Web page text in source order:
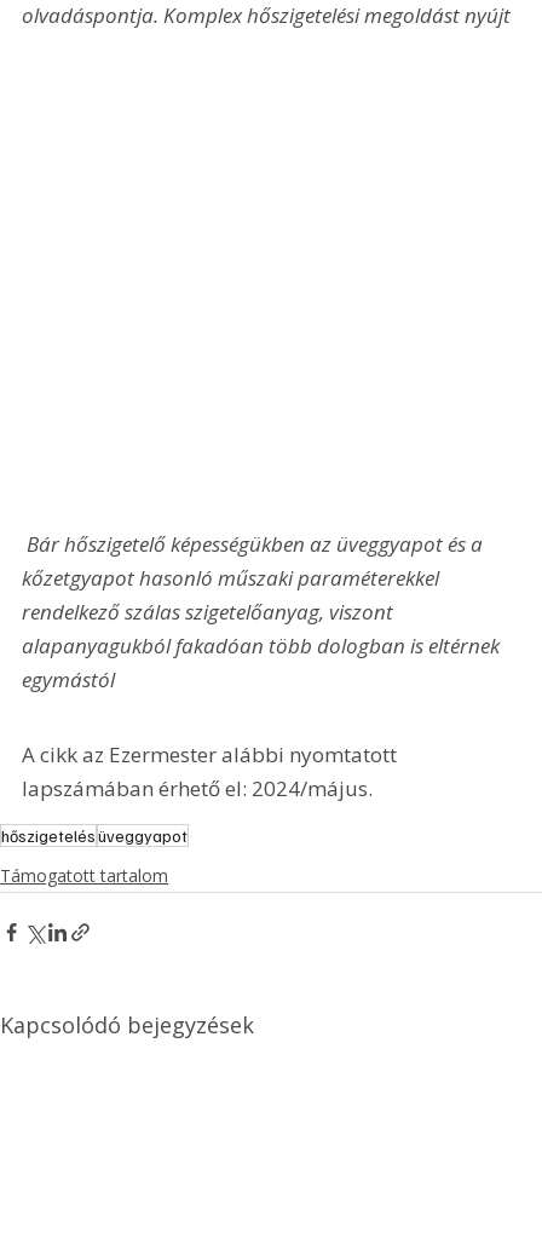
olvadáspontja. Komplex hőszigetelési megoldást nyújt
Bár hőszigetelő képességükben az üveggyapot és a
kőzetgyapot hasonló műszaki paraméterekkel
rendelkező szálas szigetelőanyag, viszont
alapanyagukból fakadóan több dologban is eltérnek
egymástól
A cikk az Ezermester alábbi nyomtatott
lapszámában érhető el: 2024/május.
hőszigetelésüveggyapot
Támogatott tartalom
Kapcsolódó bejegyzések